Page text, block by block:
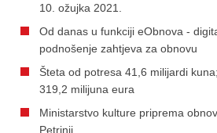
10. ožujka 2021.
Od danas u funkciji eObnova -
podnošenje zahtjeva za obnovu
Šteta od potresa 41,6 milijardi
319,2 milijuna eura
Ministarstvo kulture priprema
Petrinji